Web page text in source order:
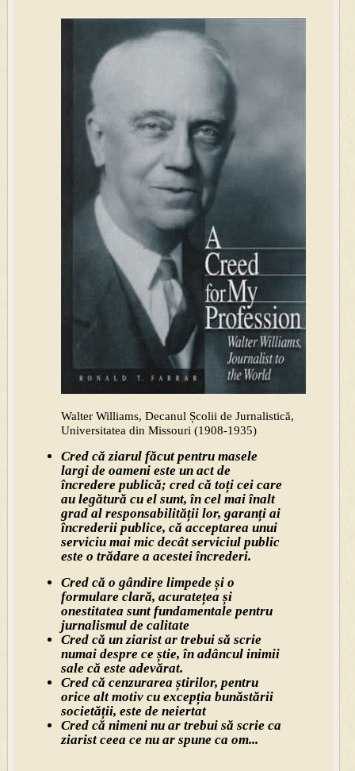
Walter Williams, Decanul Școlii de Jurnalistică,
Universitatea din Missouri (1908-1935)
Cred că ziarul făcut pentru masele
largi de oameni este un act de
încredere publică; cred că toți cei care
au legătură cu el sunt, în cel mai înalt
grad al responsabilității lor, garanți ai
încrederii publice, că acceptarea unui
serviciu mai mic decât serviciul public
este o trădare a acestei încrederi.
Cred că o gândire limpede și o
formulare clară, acuratețea și
onestitatea sunt fundamentale pentru
jurnalismul de calitate
Cred că un ziarist ar trebui să scrie
numai despre ce știe, în adâncul inimii
sale că este adevărat.
Cred că cenzurarea știrilor, pentru
orice alt motiv cu excepția bunăstării
societății, este de neiertat
Cred că nimeni nu ar trebui să scrie ca
ziarist ceea ce nu ar spune ca om...